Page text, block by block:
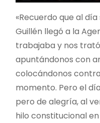
«Recuerdo que al
Guillén llegó a la
trabajaba y nos
apuntándonos con
colocándonos
momento. Pero el
pero de alegría, al
hilo constitucional